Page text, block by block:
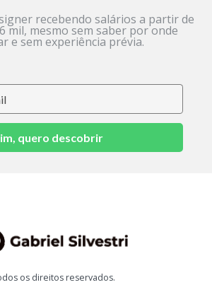
recebendo salários a partir de
mil, mesmo sem saber por onde
e sem experiência prévia.
quero descobrir
os direitos reservados.